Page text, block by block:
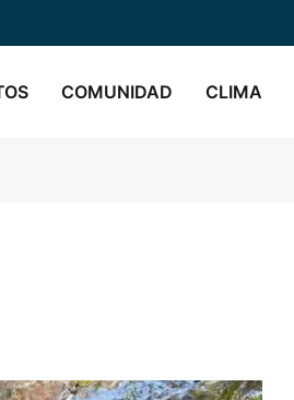
COMUNIDAD CLIMA